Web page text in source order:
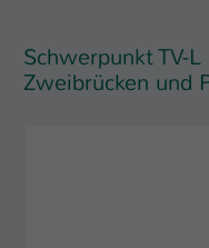
Schwerpunkt TV-
Zweibrücken und